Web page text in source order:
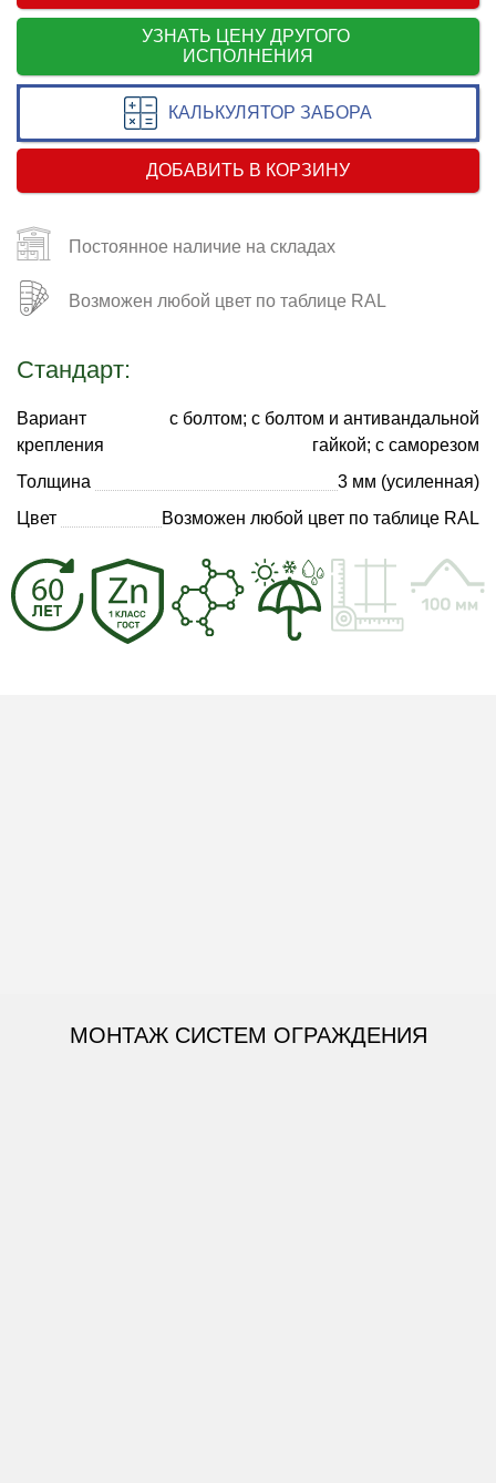
УЗНАТЬ ЦЕНУ ДРУГОГО
ИСПОЛНЕНИЯ
КАЛЬКУЛЯТОР ЗАБОРА
ДОБАВИТЬ В КОРЗИНУ
Постоянное наличие на складах
Возможен любой цвет по таблице RAL
Стандарт:
Вариант
крепления
с болтом; с болтом и антивандальной
гайкой; с саморезом
Толщина
3 мм (усиленная)
Цвет
Возможен любой цвет по таблице RAL
МОНТАЖ СИСТЕМ ОГРАЖДЕНИЯ